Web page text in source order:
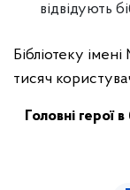
відвідують
Бібліотеку
тисяч
Головні герої